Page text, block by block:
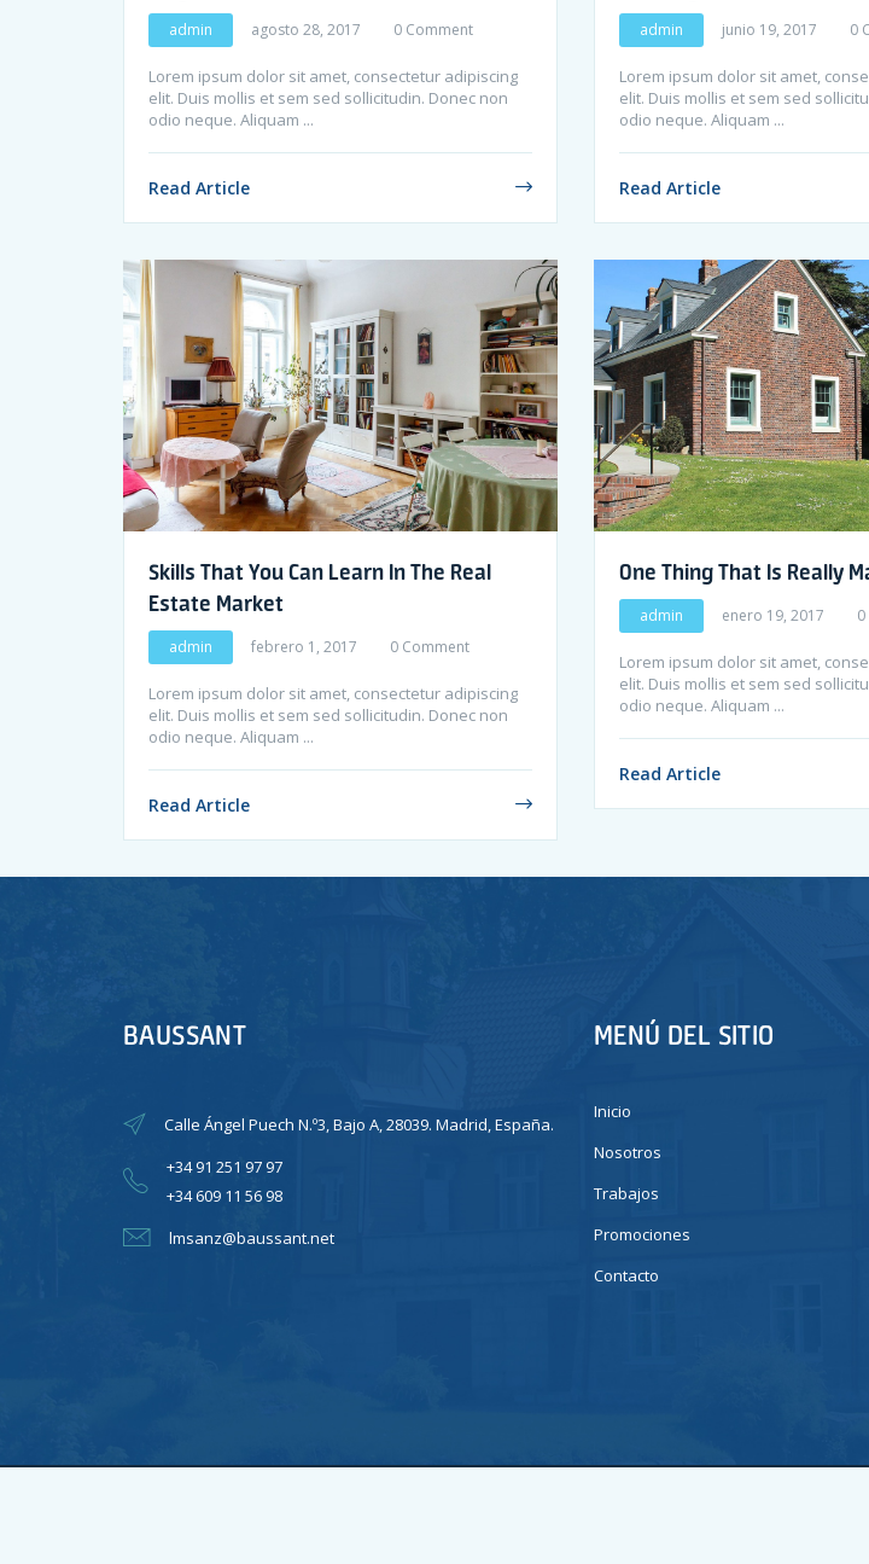
admin agosto 28, 2017 0 Comment
Lorem ipsum dolor sit amet, consectetur adipiscing
elit. Duis mollis et sem sed sollicitudin. Donec non
odio neque. Aliquam ...
Read Article
admin junio 19, 2017 0
Lorem ipsum dolor sit amet,
elit. Duis mollis et sem sed
odio neque. Aliquam ...
Read Article
Skills That You Can Learn In The Real
Estate Market
admin febrero 1, 2017 0 Comment
Lorem ipsum dolor sit amet, consectetur adipiscing
elit. Duis mollis et sem sed sollicitudin. Donec non
odio neque. Aliquam ...
Read Article
One Thing That Is Really
admin enero 19, 2017
Lorem ipsum dolor sit amet,
elit. Duis mollis et sem sed
odio neque. Aliquam ...
Read Article
BAUSSANT
Calle Ángel Puech N.º3, Bajo A, 28039. Madrid, España.
+34 91 251 97 97
+34 609 11 56 98
lmsanz@baussant.net
MENÚ DEL SITIO
Inicio
Nosotros
Trabajos
Promociones
Contacto